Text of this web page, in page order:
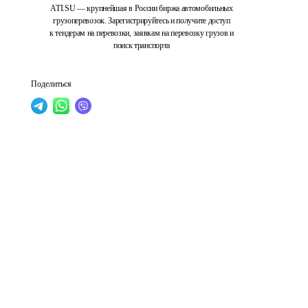
ATI.SU — крупнейшая в России биржа автомобильных
грузоперевозок. Зарегистрируйтесь и получите доступ
к тендерам на перевозки, заявкам на перевозку грузов и
поиск транспорта
Поделиться